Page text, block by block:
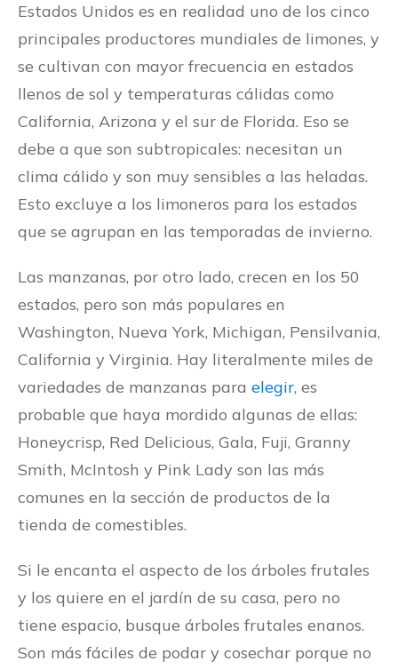
Estados Unidos es en realidad uno de los cinco
principales productores mundiales de limones, y
se cultivan con mayor frecuencia en estados
llenos de sol y temperaturas cálidas como
California, Arizona y el sur de Florida. Eso se
debe a que son subtropicales: necesitan un
clima cálido y son muy sensibles a las heladas.
Esto excluye a los limoneros para los estados
que se agrupan en las temporadas de invierno.
Las manzanas, por otro lado, crecen en los 50
estados, pero son más populares en
Washington, Nueva York, Michigan, Pensilvania,
California y Virginia. Hay literalmente miles de
variedades de manzanas para elegir, es
probable que haya mordido algunas de ellas:
Honeycrisp, Red Delicious, Gala, Fuji, Granny
Smith, McIntosh y Pink Lady son las más
comunes en la sección de productos de la
tienda de comestibles.
Si le encanta el aspecto de los árboles frutales
y los quiere en el jardín de su casa, pero no
tiene espacio, busque árboles frutales enanos.
Son más fáciles de podar y cosechar porque no